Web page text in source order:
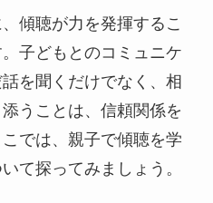
傾聴が力を発揮するこ
子どもとのコミュニケ
を聞くだけでなく、相
うことは、信頼関係を
では、親子で傾聴を学
て探ってみましょう。